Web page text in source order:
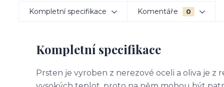
Kompletní specifikace Komentáře 0
Kompletní specifikace
Prsten je vyroben z nerezové oceli a oliva je